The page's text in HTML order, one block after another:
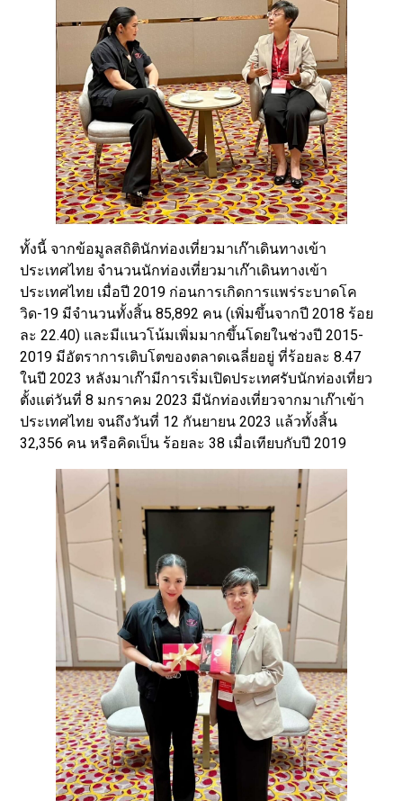
ทั้งนี้ จากข้อมูลสถิตินักท่องเที่ยวมาเก๊าเดินทางเข้า
ประเทศไทย จำนวนนักท่องเที่ยวมาเก๊าเดินทางเข้า
ประเทศไทย เมื่อปี 2019 ก่อนการเกิดการแพร่ระบาดโค
วิด-19 มีจำนวนทั้งสิ้น 85,892 คน (เพิ่มขึ้นจากปี 2018 ร้อย
ละ 22.40) และมีแนวโน้มเพิ่มมากขึ้นโดยในช่วงปี 2015-
2019 มีอัตราการเติบโตของตลาดเฉลี่ยอยู่ ที่ร้อยละ 8.47
ในปี 2023 หลังมาเก๊ามีการเริ่มเปิดประเทศรับนักท่องเที่ยว
ตั้งแต่วันที่ 8 มกราคม 2023 มีนักท่องเที่ยวจากมาเก๊าเข้า
ประเทศไทย จนถึงวันที่ 12 กันยายน 2023 แล้วทั้งสิ้น
32,356 คน หรือคิดเป็น ร้อยละ 38 เมื่อเทียบกับปี 2019